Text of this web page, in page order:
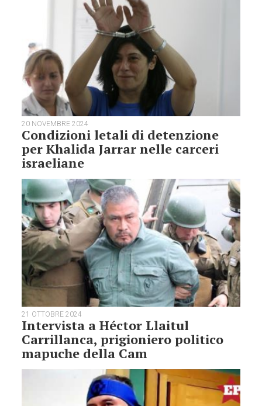
20 NOVEMBRE 2024
Condizioni letali di detenzione
per Khalida Jarrar nelle carceri
israeliane
21 OTTOBRE 2024
Intervista a Héctor Llaitul
Carrillanca, prigioniero politico
mapuche della Cam